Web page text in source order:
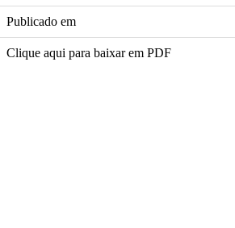
Publicado em
Clique aqui para baixar em PDF